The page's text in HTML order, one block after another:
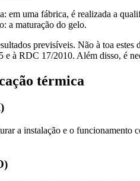
em uma fábrica, é realizada a
a maturação do gelo.
previsíveis. Não à toa
à RDC 17/2010. Além disso, é
térmica
a instalação e o